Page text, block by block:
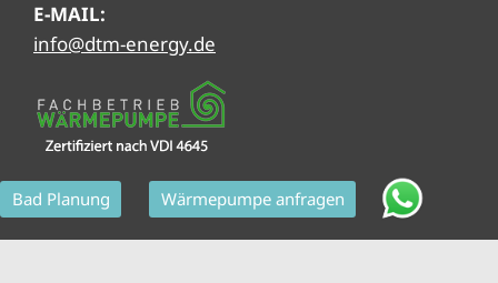
E-MAIL:
info@dtm-energy.de
Bad Planung Wärmepumpe anfragen